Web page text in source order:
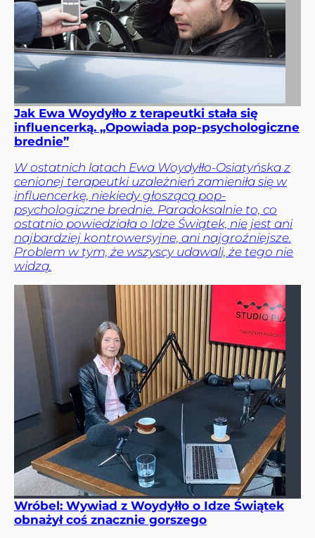
Jak Ewa Woydyłło z terapeutki stała się
influencerką. „Opowiada pop-psychologiczne
brednie”
W ostatnich latach Ewa Woydyłło-Osiatyńska z
cenionej terapeutki uzależnień zamieniła się w
influencerkę, niekiedy głoszącą pop-
psychologiczne brednie. Paradoksalnie to, co
ostatnio powiedziała o Idze Świątek, nie jest ani
najbardziej kontrowersyjne, ani najgroźniejsze.
Problem w tym, że wszyscy udawali, że tego nie
widzą.
Wróbel: Wywiad z Woydyłło o Idze Świątek
obnażył coś znacznie gorszego